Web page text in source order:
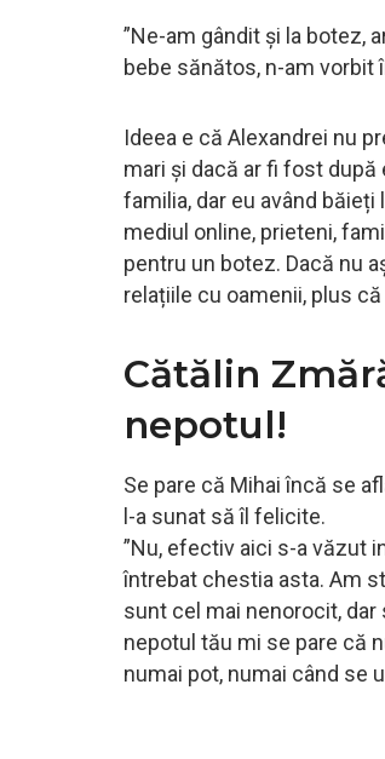
”Ne-am gândit și la botez,
bebe sănătos, n-am vorbit
Ideea e că Alexandrei nu
mari și dacă ar fi fost
familia, dar eu având
mediul online, prieteni,
pentru un botez. Dacă nu
relațiile cu oamenii, plus
Cătălin
nepotul!
Se pare că Mihai încă se
l-a sunat să îl felicite.
”Nu, efectiv aici s-a văzut
întrebat chestia asta. Am
sunt cel mai nenorocit,
nepotul tău mi se pare că
numai pot, numai când se